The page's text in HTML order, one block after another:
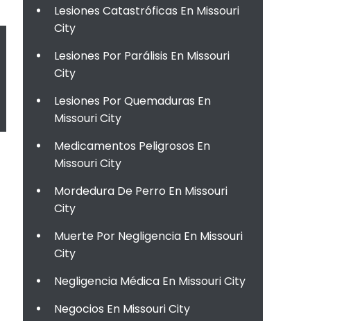
Lesiones Catastróficas En Missouri
City
Lesiones Por Parálisis En Missouri
City
Lesiones Por Quemaduras En
Missouri City
Medicamentos Peligrosos En
Missouri City
Mordedura De Perro En Missouri
City
Muerte Por Negligencia En Missouri
City
Negligencia Médica En Missouri City
Negocios En Missouri City